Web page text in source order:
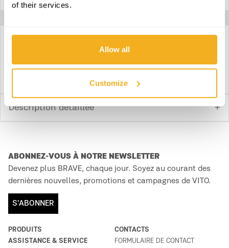
of their services.
Allow all
Customize
Description détaillée
PRODUITS
ASSISTANCE & SERVICE
CONTACTS
FORMULAIRE DE CONTACT
ABONNEZ-VOUS À NOTRE NEWSLETTER
Devenez plus BRAVE, chaque jour. Soyez au courant des
dernières nouvelles, promotions et campagnes de VITO.
S'ABONNER